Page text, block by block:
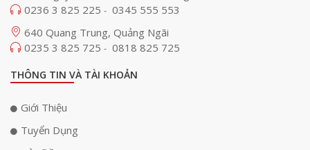
0236 3 825 225 - 0345 555 553
640 Quang Trung, Quảng Ngãi
0235 3 825 725 - 0818 825 725
THÔNG TIN VÀ TÀI KHOẢN
Giới Thiệu
Tuyển Dụng